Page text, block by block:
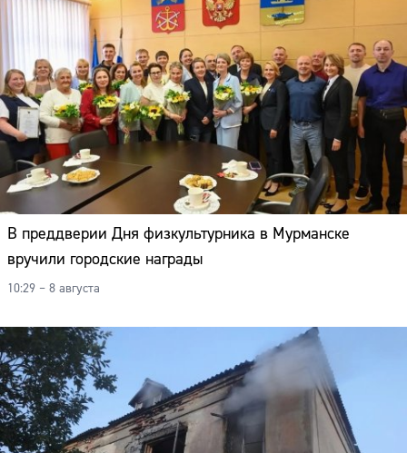
В преддверии Дня физкультурника в Мурманске
вручили городские награды
10:29 – 8 августа